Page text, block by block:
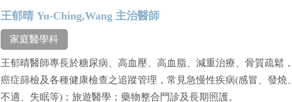
王郁晴 Yu-Ching,Wang 主治醫師
家庭醫學科
王郁晴醫師專長於糖尿病、高血壓、高血脂、減重治療、骨質疏鬆
癌症篩檢及各種健康檢查之追蹤管理，常見急慢性疾病(感冒、發燒
不適、失眠等)；旅遊醫學；藥物整合門診及長期照護。